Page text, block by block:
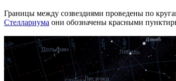
Границы между созвездиями проведены по
Стеллариума они обозначены красными